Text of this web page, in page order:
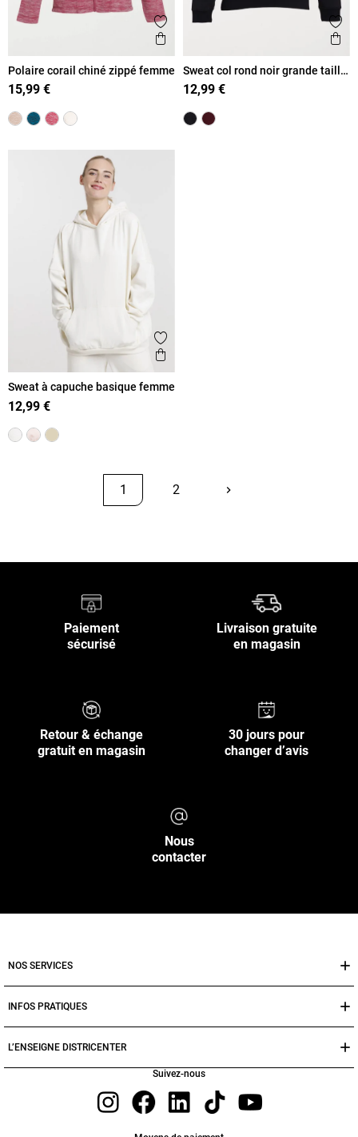
Ajouter aux favoris
Aperçu rapide
Polaire corail chiné zippé femme
15,99 €
Sweat col rond noir grande taille
femme
12,99 €
Ajouter aux favoris
Aperçu rapide
Sweat à capuche basique femme
12,99 €
1 2 keyboard_arrow_rightSuivant
Paiement
sécurisé
Livraison gratuite
en magasin
Retour & échange
gratuit en magasin
30 jours pour
changer d’avis
Nous
contacter
NOS SERVICES
INFOS PRATIQUES
L’ENSEIGNE DISTRICENTER
Suivez-nous